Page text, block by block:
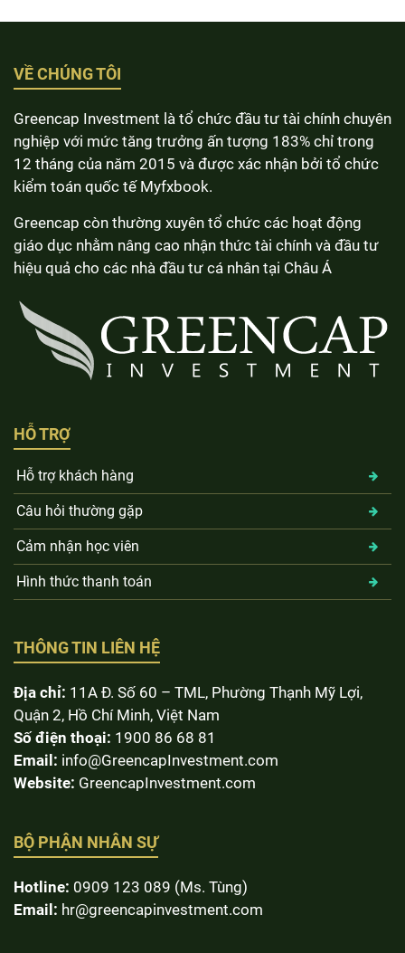
VỀ CHÚNG TÔI
Greencap Investment là tổ chức đầu tư tài chính chuyên
nghiệp với mức tăng trưởng ấn tượng 183% chỉ trong
12 tháng của năm 2015 và được xác nhận bởi tổ chức
kiểm toán quốc tế Myfxbook.
Greencap còn thường xuyên tổ chức các hoạt động
giáo dục nhằm nâng cao nhận thức tài chính và đầu tư
hiệu quả cho các nhà đầu tư cá nhân tại Châu Á
HỖ TRỢ
Hỗ trợ khách hàng
Câu hỏi thường gặp
Cảm nhận học viên
Hình thức thanh toán
THÔNG TIN LIÊN HỆ
Địa chỉ: 11A Đ. Số 60 – TML, Phường Thạnh Mỹ Lợi,
Quận 2, Hồ Chí Minh, Việt Nam
Số điện thoại: 1900 86 68 81
Email: info@GreencapInvestment.com
Website: GreencapInvestment.com
BỘ PHẬN NHÂN SỰ
Hotline: 0909 123 089 (Ms. Tùng)
Email: hr@greencapinvestment.com